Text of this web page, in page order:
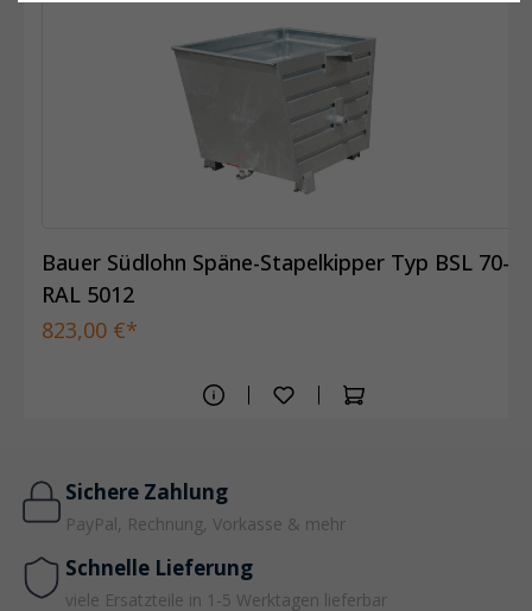
Bauer Südlohn Späne-Stapelkipper Typ BSL 70-
RAL 5012
823,00 €*
Sichere Zahlung
PayPal, Rechnung, Vorkasse & mehr
Schnelle Lieferung
viele Ersatzteile in 1-5 Werktagen lieferbar